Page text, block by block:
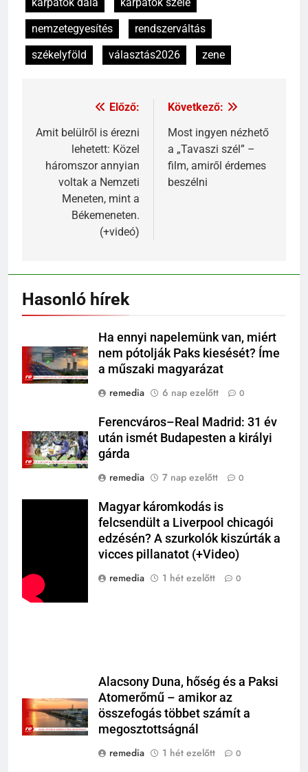
nemzetegyesítés
rendszerváltás
székelyföld
választás2026 zene
Előző:
Amit belülről is érezni
lehetett: Közel
háromszor annyian
voltak a Nemzeti
Meneten, mint a
Békemeneten.
(+videó)
Következő:
Most ingyen nézhető
a „Tavaszi szél” –
film, amiről érdemes
beszélni
Hasonló hírek
Ha ennyi napelemünk van, miért
nem pótolják Paks kiesését? Íme
a műszaki magyarázat
remedia
6 nap ezelőtt 0
Ferencváros–Real Madrid: 31 év
után ismét Budapesten a királyi
gárda
remedia
7 nap ezelőtt 0
Magyar káromkodás is
felcsendült a Liverpool chicagói
edzésén? A szurkolók kiszúrták a
vicces pillanatot (+Video)
remedia
1 hét ezelőtt 0
Alacsony Duna, hőség és a Paksi
Atomerőmű – amikor az
összefogás többet számít a
megosztottságnál
remedia
1 hét ezelőtt 0